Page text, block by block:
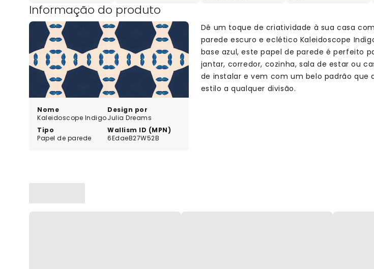
Informação do produto
Nome
Kaleidoscope Indigo
Design por
Julia Dreams
Tipo
Papel de parede
Wallism ID (MPN)
6EdaeB27W52B
Dê um toque de criatividade à sua casa
parede escuro e eclético Kaleidoscope
base azul, este papel de parede é perfeito
jantar, corredor, cozinha, sala de estar ou
de instalar e vem com um belo padrão que
estilo a qualquer divisão.